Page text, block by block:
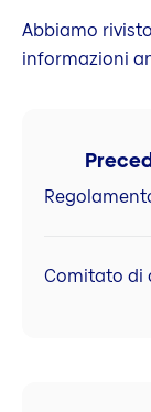
Abbiamo
informazioni
Comitato di